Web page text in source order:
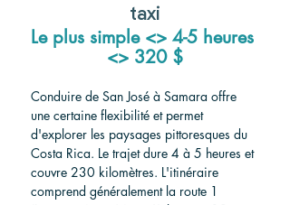
taxi
Le plus simple <> 4-5 heures
<> 320 $
Conduire de San José à Samara offre
une certaine flexibilité et permet
d'explorer les paysages pittoresques du
Costa Rica. Le trajet dure 4 à 5 heures et
couvre 230 kilomètres. L'itinéraire
comprend généralement la route 1